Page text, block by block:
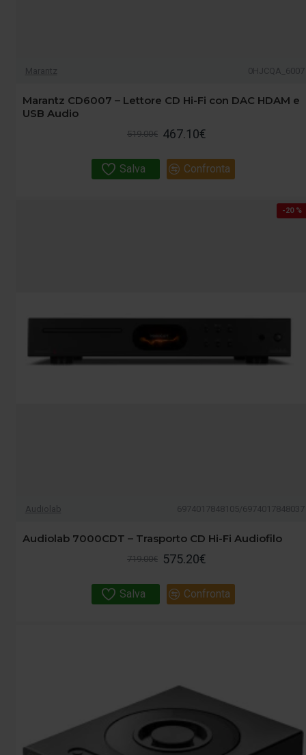
Marantz 0HJCQA_6007
Marantz CD6007 – Lettore CD Hi-Fi con DAC HDAM e
USB Audio
467.10€
519.00€
Salva Confronta
-20 %
Audiolab 6974017848105/6974017848037
Audiolab 7000CDT – Trasporto CD Hi-Fi Audiofilo
575.20€
719.00€
Salva Confronta